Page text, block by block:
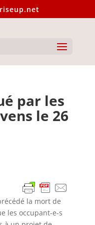
par les
le 26
la mort de
les occupant-e-s